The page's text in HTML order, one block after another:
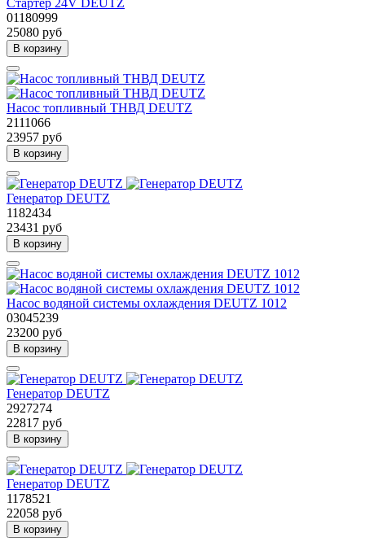
01180999
25080 руб
В корзину
Насос топливный ТНВД DEUTZ
2111066
23957 руб
В корзину
Генератор DEUTZ
1182434
23431 руб
В корзину
Насос водяной системы охлаждения DEUTZ 1012
03045239
23200 руб
В корзину
Генератор DEUTZ
2927274
22817 руб
В корзину
Генератор DEUTZ
1178521
22058 руб
В корзину